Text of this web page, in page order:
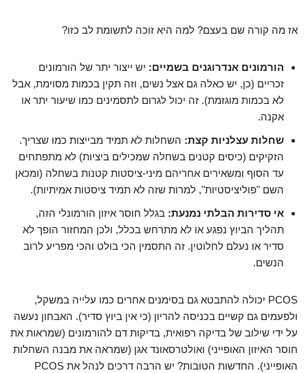
אז מה קורה שם בעצם? למה היא זוכה לתשומת לב כזו?
הורמונים אנדרוגנים בשמיים: יש ייצור יתר של הורמונים
זכריים (כן, יש כאלה גם אצל נשים, וזה תקין בכמות מסוימת, אבל
לא בכמות מוגזמת). זה יכול לגרום לתסמינים כמו שיעור יתר או
אקנה.
שחלות עצלניות קצת: השחלות לא תמיד מבייצות כמו שצריך.
הזקיקים (כיסים קטנים בשחלה שמכילים ביציות) לא מתפתחים
עד הסוף ומשאירים אחריהם מיני-ציסטות קטנות בשחלה (ומכאן
השם "פוליציסטיות", למרות שזה לא תמיד ציסטות אמיתיות).
אי סדירות הבלתי נמנעת: בגלל חוסר איזון הורמונלי הזה,
תהליך הביוץ נפגע או לא מתרחש בכלל, ולכן המחזור הופך לא
סדיר או נעלם לחלוטין. זה התסמין הכי בולט והכי מפריע לרוב
הנשים.
PCOS יכולה להתבטא גם בסימנים אחרים כמו עלייה במשקל,
ולפעמים גם קשיים בכניסה להריון (כי אין ביוץ סדיר). האבחון נעשה
על ידי שילוב של בדיקה רפואית, בדיקות דם להורמונים (שמראות את
חוסר האיזון האופייני) ואולטרסאונד אגן (שמראה את מבנה השחלות
האופייני). החדשות הטובות? יש הרבה דרכים לנהל את PCOS